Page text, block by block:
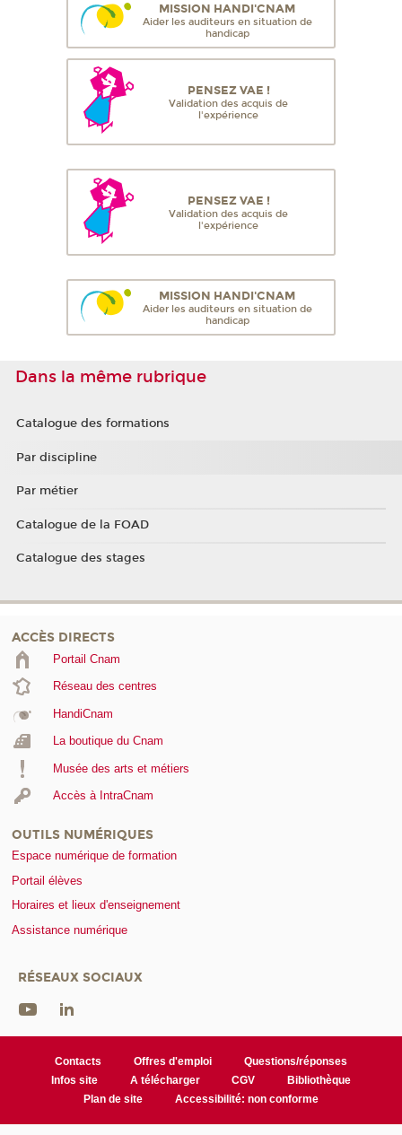
MISSION HANDI'CNAM
Aider les auditeurs en situation de
handicap
PENSEZ VAE !
Validation des acquis de
l'expérience
PENSEZ VAE !
Validation des acquis de
l'expérience
MISSION HANDI'CNAM
Aider les auditeurs en situation de
handicap
Dans la même rubrique
Catalogue des formations
Par discipline
Par métier
Catalogue de la FOAD
Catalogue des stages
ACCÈS DIRECTS
Portail Cnam
Réseau des centres
HandiCnam
La boutique du Cnam
Musée des arts et métiers
Accès à IntraCnam
OUTILS NUMÉRIQUES
Espace numérique de formation
Portail élèves
Horaires et lieux d'enseignement
Assistance numérique
RÉSEAUX SOCIAUX
Contacts Offres d'emploi
Questions/réponses
Infos site
A télécharger CGV
Bibliothèque
Plan de site
Accessibilité: non conforme